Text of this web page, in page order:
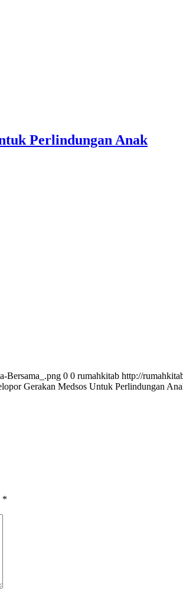
Perlindungan Anak
Bersama_.png 0 0 rumahkitab http://
Gerakan Medsos Untuk Perlindungan
*